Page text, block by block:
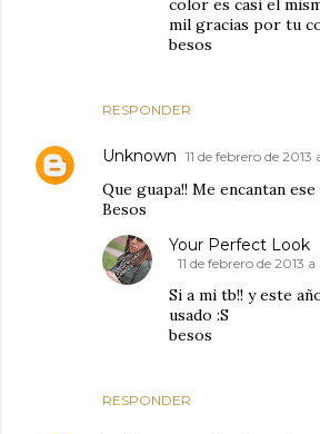
RESPONDER
color es casi el
mil gracias por tu
besos
Unknown 11 de febrero de 2013
Que guapa!! Me encantan
Besos
RESPONDER
Your Perfect Look
11 de febrero de 2013
Si a mi tb!! y este
usado :S
besos